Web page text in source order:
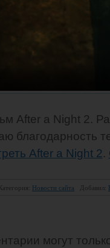
After a Night 2.
благодарность
After a Night 2.
Категория: Новости сайта Добавил:
могут